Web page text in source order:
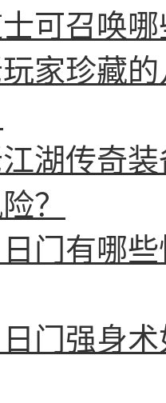
可召唤
家珍藏
湖传奇
？
日门有哪
日门强身